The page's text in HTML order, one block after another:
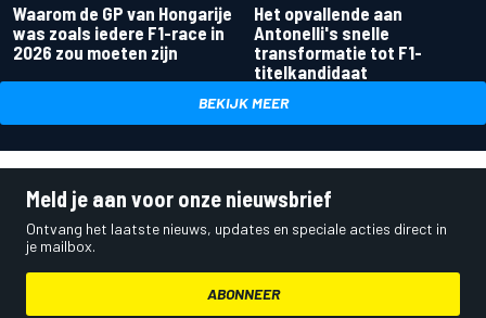
Waarom de GP van Hongarije
was zoals iedere F1-race in
2026 zou moeten zijn
Het opvallende aan
Antonelli's snelle
transformatie tot F1-
titelkandidaat
BEKIJK MEER
Meld je aan voor onze nieuwsbrief
Ontvang het laatste nieuws, updates en speciale acties direct in
je mailbox.
ABONNEER